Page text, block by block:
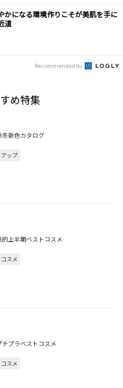
かになる環境作りこそが美肌を手に
道
Recommended by
め特集
冬新色カタログ
ップ
的上半期ベストコスメ
スメ
チプラベストコスメ
スメ